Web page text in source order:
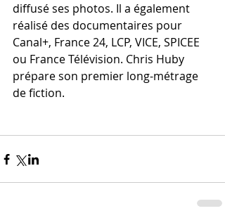
diffusé ses photos. Il a également
réalisé des documentaires pour
Canal+, France 24, LCP, VICE, SPICEE
ou France Télévision. Chris Huby
prépare son premier long-métrage
de fiction.